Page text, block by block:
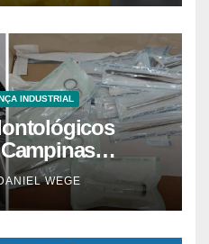
INDUSTRIAL
WEGE